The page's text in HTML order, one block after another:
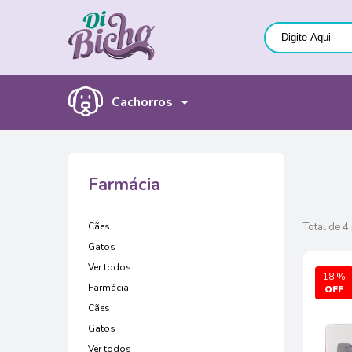
Cachorros
Farmácia
Cães
Gatos
Ver todos
Farmácia
Cães
Gatos
Ver todos
Total de
18 %